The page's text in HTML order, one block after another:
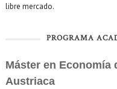
libre mercado.
PROGRAMA
Máster en Economía
Austriaca